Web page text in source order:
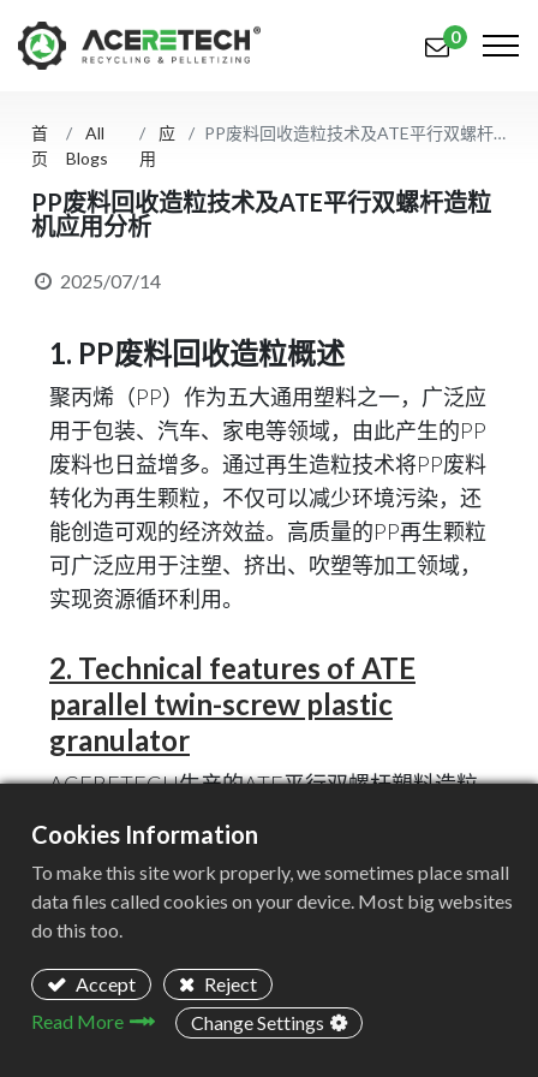
产品
应用
关于我们
联系我们
简体中文 English (US)
русский язык Español
0
首
页
All
Blogs
应
用
PP废料回收造粒技术及ATE平行双螺杆造粒机应用分析
PP废料回收造粒技术及ATE平行双螺杆造粒
机应用分析
2025/07/14
1. PP废料回收造粒概述
聚丙烯（PP）作为五大通用塑料之一，广泛应
用于包装、汽车、家电等领域，由此产生的PP
废料也日益增多。通过再生造粒技术将PP废料
转化为再生颗粒，不仅可以减少环境污染，还
能创造可观的经济效益。高质量的PP再生颗粒
可广泛应用于注塑、挤出、吹塑等加工领域，
实现资源循环利用。
2. Technical features of ATE
parallel twin-screw plastic
granulator
ACERETECH生产的ATE平行双螺杆塑料造粒
尤其适用于PP废料的回收造粒。该设备融合了
多项先进技术：
精度齿轮箱，确保设备运行稳定可靠，功率输
出稳定，能源效率高。
Cookies Information
To make this site work properly, we sometimes place small
data files called cookies on your device. Most big websites
do this too.
Accept
Reject
Read More
Change Settings